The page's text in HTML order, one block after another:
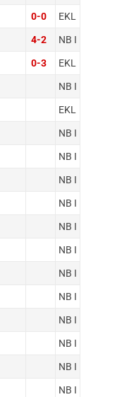
0-0 EKL
4-2 NB I
0-3 EKL
NB I
EKL
NB I
NB I
NB I
NB I
NB I
NB I
NB I
NB I
NB I
NB I
NB I
NB I